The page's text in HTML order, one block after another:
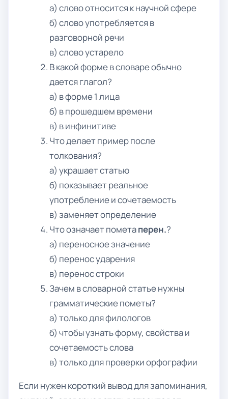
а) слово относится к научной сфере
б) слово употребляется в
разговорной речи
в) слово устарело
В какой форме в словаре обычно
дается глагол?
а) в форме 1 лица
б) в прошедшем времени
в) в инфинитиве
Что делает пример после
толкования?
а) украшает статью
б) показывает реальное
употребление и сочетаемость
в) заменяет определение
Что означает пометаперен.?
а) переносное значение
б) перенос ударения
в) перенос строки
Зачем в словарной статье нужны
грамматические пометы?
а) только для филологов
б) чтобы узнать форму, свойства и
сочетаемость слова
в) только для проверки орфографии
Если нужен короткий вывод для запоминания,